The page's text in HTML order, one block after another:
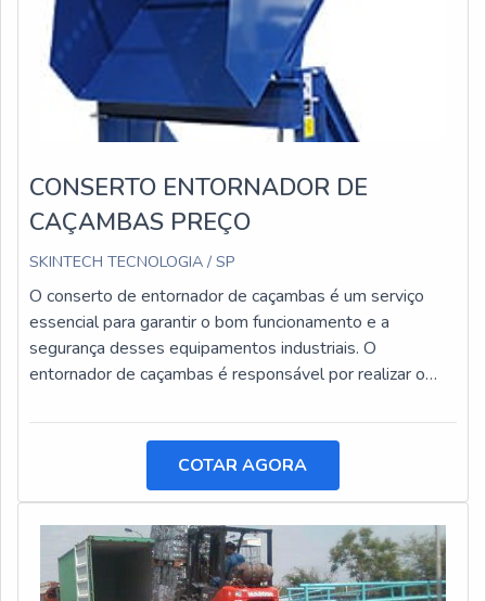
CONSERTO ENTORNADOR DE
CAÇAMBAS PREÇO
SKINTECH TECNOLOGIA / SP
O conserto de entornador de caçambas é um serviço
essencial para garantir o bom funcionamento e a
segurança desses equipamentos industriais. O
entornador de caçambas é responsável por realizar o
transporte e a descarga de materiais.
COTAR AGORA